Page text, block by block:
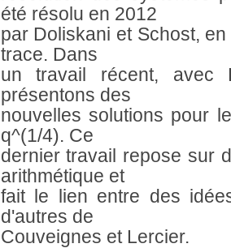
été résolu en 2012
par Doliskani et Schost,
trace. Dans
un travail récent, avec
présentons des
nouvelles solutions pour
q^(1/4). Ce
dernier travail repose sur
arithmétique et
fait le lien entre des
d'autres de
Couveignes et Lercier.